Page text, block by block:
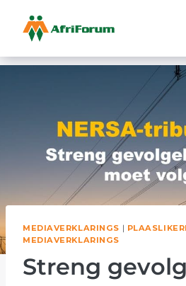
to
MEDIAVERKLARINGS |
MEDIAVERKLARINGS
Streng